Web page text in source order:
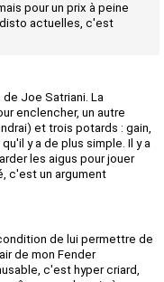
pour un prix à peine
actuelles, c'est
Joe Satriani. La
enclencher, un autre
et trois potards : gain,
y a de plus simple. Il y a
les aigus pour jouer
c'est un argument
de lui permettre de
de mon Fender
c'est hyper criard,